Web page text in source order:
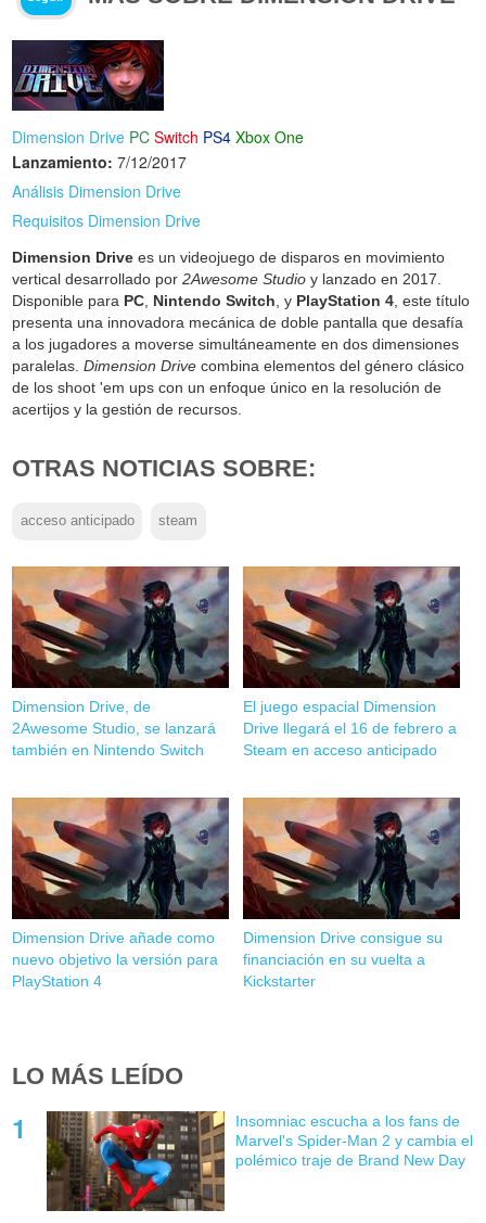
Dimension Drive PC Switch PS4 Xbox One
Lanzamiento: 7/12/2017
Análisis Dimension Drive
Requisitos Dimension Drive
Dimension Drive es un videojuego de disparos en movimiento
vertical desarrollado por2Awesome Studio y lanzado en 2017.
Disponible para PC Nintendo Switch , y PlayStation 4 , este título
presenta una innovadora mecánica de doble pantalla que desafía
a los jugadores a moverse simultáneamente en dos dimensiones
paralelas.Dimension Drive combina elementos del género clásico
de los shoot 'em ups con un enfoque único en la resolución de
acertijos y la gestión de recursos.
OTRAS NOTICIAS SOBRE:
acceso anticipado steam
Dimension Drive, de
2Awesome Studio, se lanzará
también en Nintendo Switch
El juego espacial Dimension
Drive llegará el 16 de febrero a
Steam en acceso anticipado
Dimension Drive añade como
nuevo objetivo la versión para
PlayStation 4
Dimension Drive consigue su
financiación en su vuelta a
Kickstarter
LO MÁS LEÍDO
Insomniac escucha a los fans de
Marvel's Spider-Man 2 y cambia el
polémico traje de Brand New Day